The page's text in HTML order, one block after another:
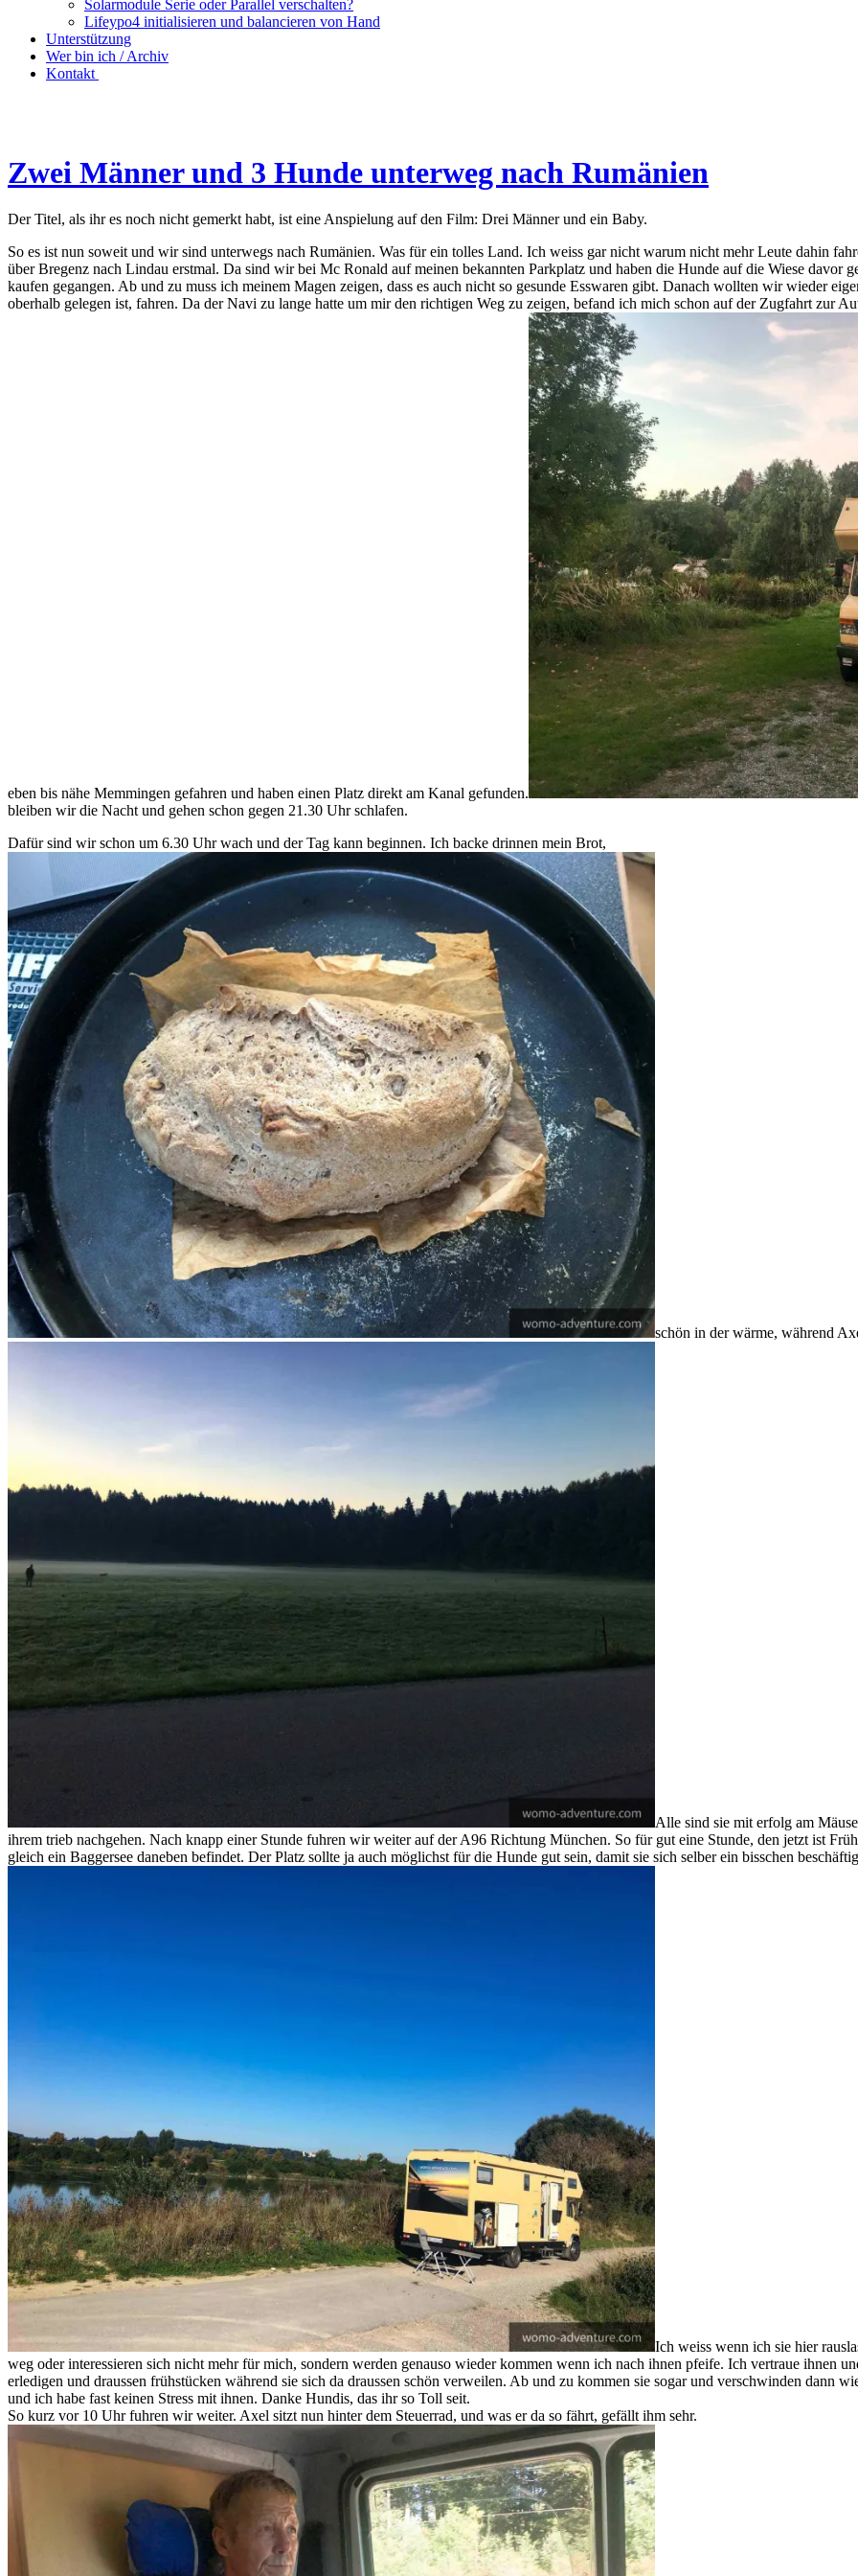
Solarmodule Serie oder Parallel verschalten?
Lifeypo4 initialisieren und balancieren von Hand
Unterstützung
Wer bin ich / Archiv
Kontakt
Zwei Männer und 3 Hunde unterweg nach Rumänien
Der Titel, als ihr es noch nicht gemerkt habt, ist eine Anspielung auf den Film: Drei Männer und ein Baby.
So es ist nun soweit und wir sind unterwegs nach Rumänien. Was für ein tolles Land. Ich weiss gar nicht warum nicht mehr Leute dahin
über Bregenz nach Lindau erstmal. Da sind wir bei Mc Ronald auf meinen bekannten Parkplatz und haben die Hunde auf die Wiese davor
kaufen gegangen. Ab und zu muss ich meinem Magen zeigen, dass es auch nicht so gesunde Esswaren gibt. Danach wollten wir wieder
oberhalb gelegen ist, fahren. Da der Navi zu lange hatte um mir den richtigen Weg zu zeigen, befand ich mich schon auf der Zugfahrt zur
eben bis nähe Memmingen gefahren und haben einen Platz direkt am Kanal gefunden.
bleiben wir die Nacht und gehen schon gegen 21.30 Uhr schlafen.
Dafür sind wir schon um 6.30 Uhr wach und der Tag kann beginnen. Ich backe drinnen mein Brot,
schön in der wärme, während
Alle sind sie mit erfolg am
ihrem trieb nachgehen. Nach knapp einer Stunde fuhren wir weiter auf der A96 Richtung München. So für gut eine Stunde, den jetzt ist
gleich ein Baggersee daneben befindet. Der Platz sollte ja auch möglichst für die Hunde gut sein, damit sie sich selber ein bisschen
Ich weiss wenn ich sie hier
weg oder interessieren sich nicht mehr für mich, sondern werden genauso wieder kommen wenn ich nach ihnen pfeife. Ich vertraue ihnen
erledigen und draussen frühstücken während sie sich da draussen schön verweilen. Ab und zu kommen sie sogar und verschwinden dann
und ich habe fast keinen Stress mit ihnen. Danke Hundis, das ihr so Toll seit.
So kurz vor 10 Uhr fuhren wir weiter. Axel sitzt nun hinter dem Steuerrad, und was er da so fährt, gefällt ihm sehr.